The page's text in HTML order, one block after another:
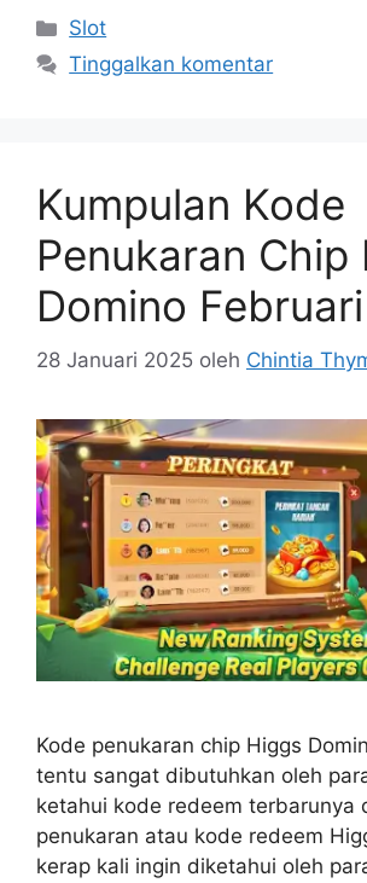
Kategori
Slot
Tinggalkan komentar
Kumpulan Kode
Penukaran Chip
Domino
28 Januari 2025 oleh Chintia
Kode penukaran chip Higgs
tentu sangat dibutuhkan oleh
ketahui kode redeem terbarunya
penukaran atau kode redeem
kerap kali ingin diketahui oleh